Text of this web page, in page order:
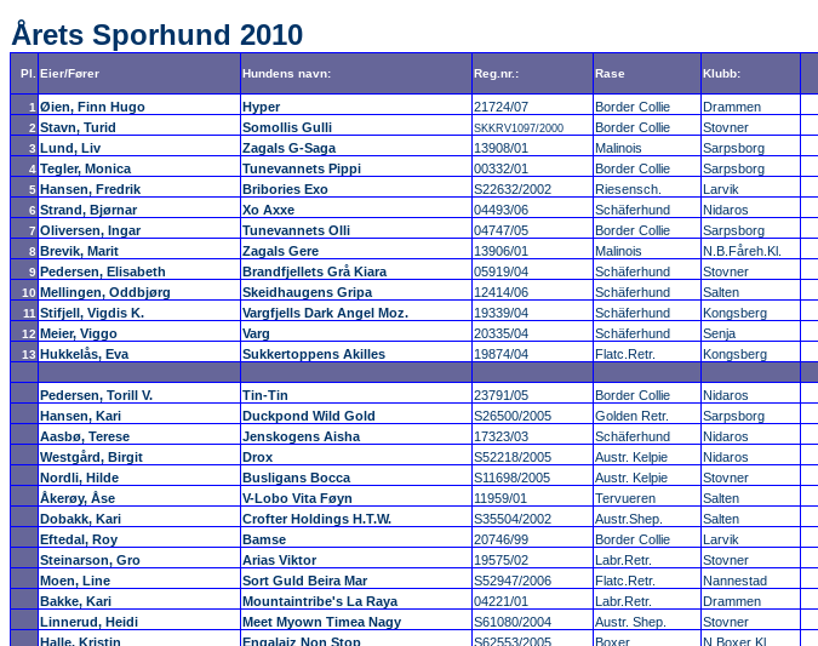
Årets Sporhund 2010
Pl. Eier/Fører Hundens navn: Reg.nr.: Rase Klubb:
1 Øien, Finn Hugo Hyper 21724/07 Border Collie Drammen
2 Stavn, Turid Somollis Gulli SKKRV1097/2000 Border Collie Stovner
3 Lund, Liv Zagals G-Saga 13908/01 Malinois Sarpsborg
4 Tegler, Monica Tunevannets Pippi 00332/01 Border Collie Sarpsborg
5 Hansen, Fredrik Bribories Exo S22632/2002 Riesensch. Larvik
6 Strand, Bjørnar Xo Axxe 04493/06 Schäferhund Nidaros
7 Oliversen, Ingar Tunevannets Olli 04747/05 Border Collie Sarpsborg
8 Brevik, Marit Zagals Gere 13906/01 Malinois N.B.Fåreh.Kl.
9 Pedersen, Elisabeth Brandfjellets Grå Kiara 05919/04 Schäferhund Stovner
10 Mellingen, Oddbjørg Skeidhaugens Gripa 12414/06 Schäferhund Salten
11 Stifjell, Vigdis K. Vargfjells Dark Angel Moz. 19339/04 Schäferhund Kongsberg
12 Meier, Viggo Varg 20335/04 Schäferhund Senja
13 Hukkelås, Eva Sukkertoppens Akilles 19874/04 Flatc.Retr. Kongsberg
Pedersen, Torill V. Tin-Tin 23791/05 Border Collie Nidaros
Hansen, Kari Duckpond Wild Gold S26500/2005 Golden Retr. Sarpsborg
Aasbø, Terese Jenskogens Aisha 17323/03 Schäferhund Nidaros
Westgård, Birgit Drox S52218/2005 Austr. Kelpie Nidaros
Nordli, Hilde Busligans Bocca S11698/2005 Austr. Kelpie Stovner
Åkerøy, Åse V-Lobo Vita Føyn 11959/01 Tervueren Salten
Dobakk, Kari Crofter Holdings H.T.W. S35504/2002 Austr.Shep. Salten
Eftedal, Roy Bamse 20746/99 Border Collie Larvik
Steinarson, Gro Arias Viktor 19575/02 Labr.Retr. Stovner
Moen, Line Sort Guld Beira Mar S52947/2006 Flatc.Retr. Nannestad
Bakke, Kari Mountaintribe's La Raya 04221/01 Labr.Retr. Drammen
Linnerud, Heidi Meet Myown Timea Nagy S61080/2004 Austr. Shep. Stovner
Halle, Kristin Engalaiz Non Stop S62553/2005 Boxer N.Boxer Kl.